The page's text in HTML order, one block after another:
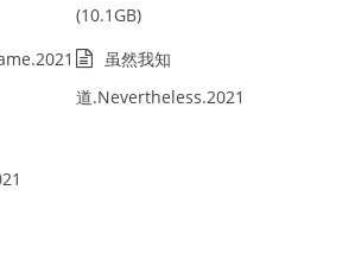
(10.1GB)
虽然我知
道.Nevertheless.2021